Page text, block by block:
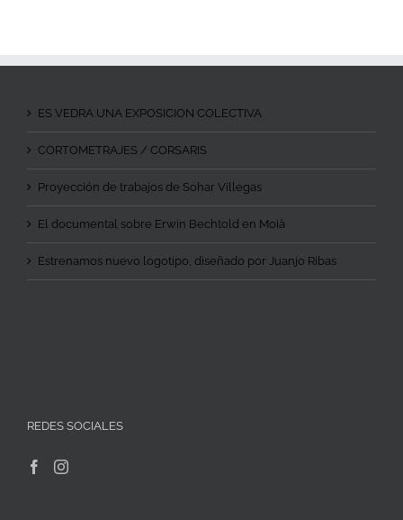
ES VEDRA UNA EXPOSICION COLECTIVA
CORTOMETRAJES / CORSARIS
Proyección de trabajos de Sohar Villegas
El documental sobre Erwin Bechtold en Moià
Estrenamos nuevo logotipo, diseñado por Juanjo Ribas
REDES SOCIALES